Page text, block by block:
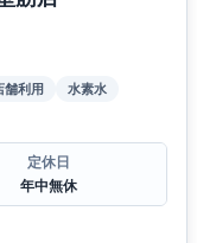
舗利用
水素水
定休日
年中無休